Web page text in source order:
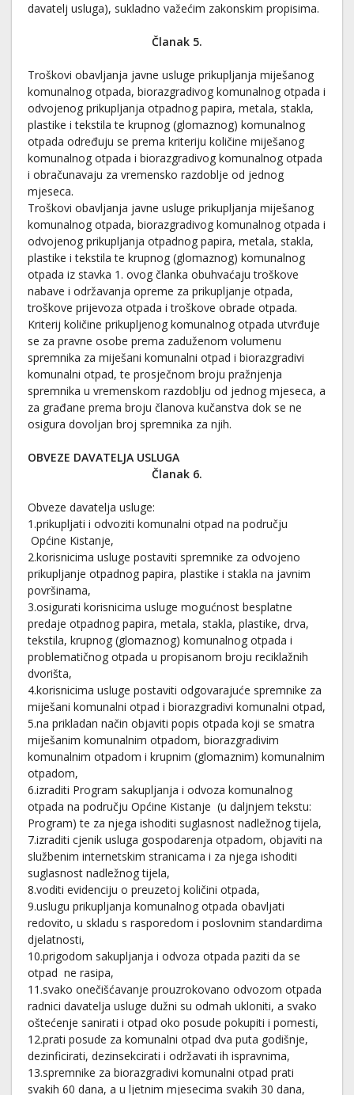
davatelj usluga), sukladno važećim zakonskim propisima.
Članak 5.
Troškovi obavljanja javne usluge prikupljanja miješanog
komunalnog otpada, biorazgradivog komunalnog otpada i
odvojenog prikupljanja otpadnog papira, metala, stakla,
plastike i tekstila te krupnog (glomaznog) komunalnog
otpada određuju se prema kriteriju količine miješanog
komunalnog otpada i biorazgradivog komunalnog otpada
i obračunavaju za vremensko razdoblje od jednog
mjeseca.
Troškovi obavljanja javne usluge prikupljanja miješanog
komunalnog otpada, biorazgradivog komunalnog otpada i
odvojenog prikupljanja otpadnog papira, metala, stakla,
plastike i tekstila te krupnog (glomaznog) komunalnog
otpada iz stavka 1. ovog članka obuhvaćaju troškove
nabave i održavanja opreme za prikupljanje otpada,
troškove prijevoza otpada i troškove obrade otpada.
Kriterij količine prikupljenog komunalnog otpada utvrđuje
se za pravne osobe prema zaduženom volumenu
spremnika za miješani komunalni otpad i biorazgradivi
komunalni otpad, te prosječnom broju pražnjenja
spremnika u vremenskom razdoblju od jednog mjeseca, a
za građane prema broju članova kučanstva dok se ne
osigura dovoljan broj spremnika za njih.
OBVEZE DAVATELJA USLUGA
Članak 6.
Obveze davatelja usluge:
1.prikupljati i odvoziti komunalni otpad na području
Općine Kistanje,
2.korisnicima usluge postaviti spremnike za odvojeno
prikupljanje otpadnog papira, plastike i stakla na javnim
površinama,
3.osigurati korisnicima usluge mogućnost besplatne
predaje otpadnog papira, metala, stakla, plastike, drva,
tekstila, krupnog (glomaznog) komunalnog otpada i
problematičnog otpada u propisanom broju reciklažnih
dvorišta,
4.korisnicima usluge postaviti odgovarajuće spremnike za
miješani komunalni otpad i biorazgradivi komunalni otpad,
5.na prikladan način objaviti popis otpada koji se smatra
miješanim komunalnim otpadom, biorazgradivim
komunalnim otpadom i krupnim (glomaznim) komunalnim
otpadom,
6.izraditi Program sakupljanja i odvoza komunalnog
otpada na području Općine Kistanje (u daljnjem tekstu:
Program) te za njega ishoditi suglasnost nadležnog tijela,
7.izraditi cjenik usluga gospodarenja otpadom, objaviti na
službenim internetskim stranicama i za njega ishoditi
suglasnost nadležnog tijela,
8.voditi evidenciju o preuzetoj količini otpada,
9.uslugu prikupljanja komunalnog otpada obavljati
redovito, u skladu s rasporedom i poslovnim standardima
djelatnosti,
10.prigodom sakupljanja i odvoza otpada paziti da se
otpad ne rasipa,
11.svako onečišćavanje prouzrokovano odvozom otpada
radnici davatelja usluge dužni su odmah ukloniti, a svako
oštećenje sanirati i otpad oko posude pokupiti i pomesti,
12.prati posude za komunalni otpad dva puta godišnje,
dezinficirati, dezinsekcirati i održavati ih ispravnima,
13.spremnike za biorazgradivi komunalni otpad prati
svakih 60 dana, a u ljetnim mjesecima svakih 30 dana,